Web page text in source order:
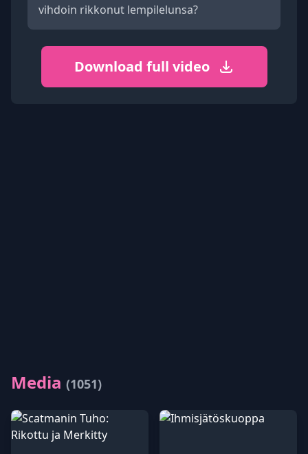
vihdoin rikkonut lempilelunsa?
Download full video
Media (1051)